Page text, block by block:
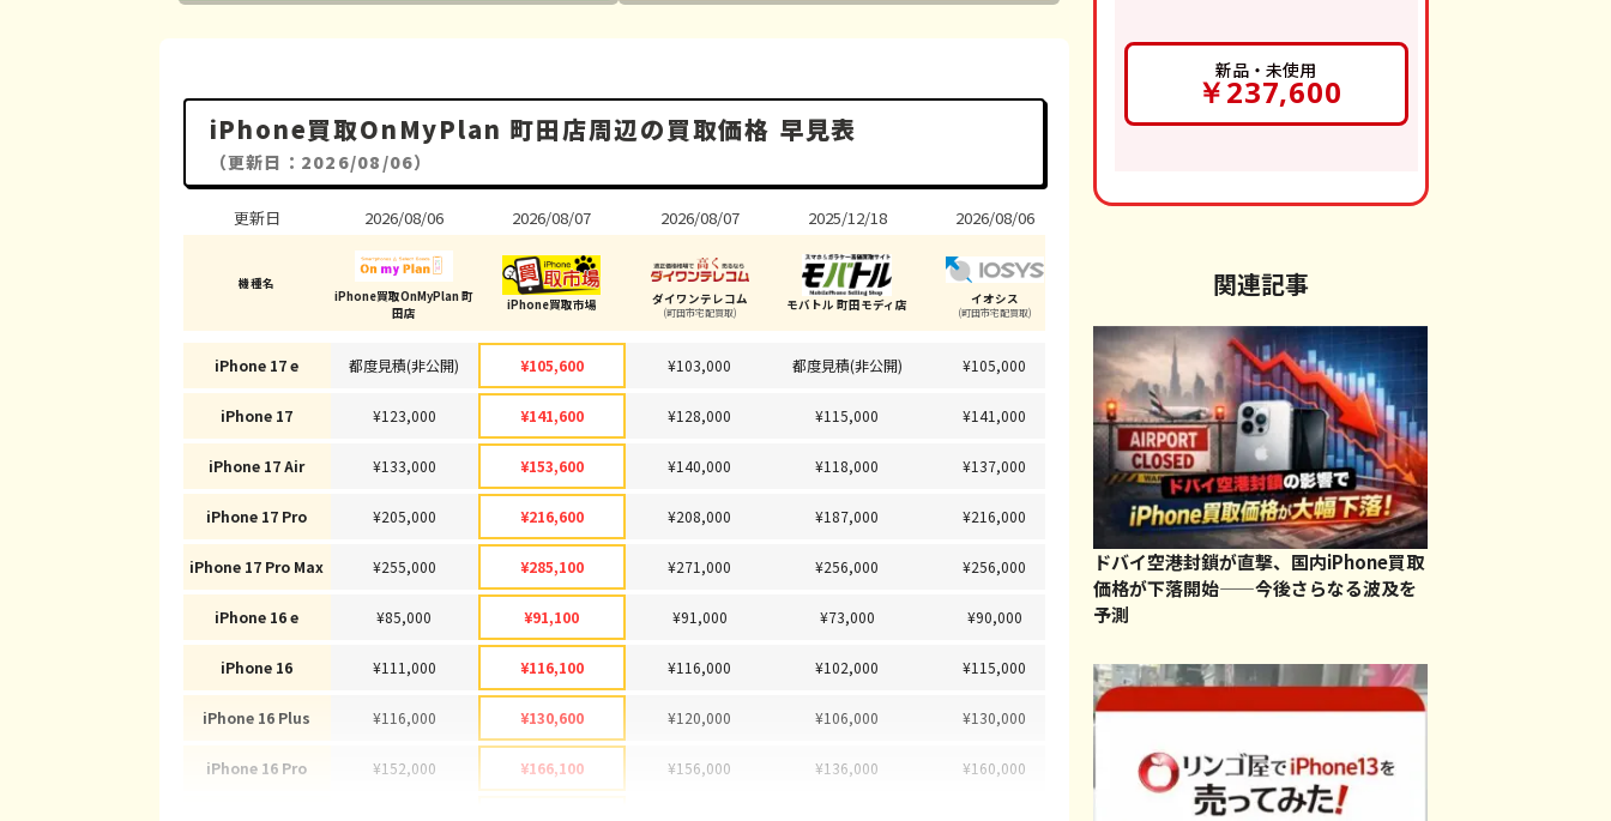
iPhone買取OnMyPlan 町田店周辺の買取価格 早見表
（更新日：2026/08/06）
更新日
機種名
iPhone 17 e
iPhone 17
iPhone 17 Air
iPhone 17 Pro
iPhone 17 Pro Max
iPhone 16 e
iPhone 16
iPhone 16 Plus
iPhone 16 Pro
2026/08/06
iPhone買取OnMyPlan 町
田店
都度見積(非公開)
¥123,000
¥133,000
¥205,000
¥255,000
¥85,000
¥111,000
¥116,000
¥152,000
2026/08/07
iPhone買取市場
¥105,600
¥141,600
¥153,600
¥216,600
¥285,100
¥91,100
¥116,100
¥130,600
¥166,100
2026/08/07
ダイワンテレコム
(町田市宅配買取)
¥103,000
¥128,000
¥140,000
¥208,000
¥271,000
¥91,000
¥116,000
¥120,000
¥156,000
2025/12/18
モバトル 町田モディ店
都度見積(非公開)
¥115,000
¥118,000
¥187,000
¥256,000
¥73,000
¥102,000
¥106,000
¥136,000
2026/08/06
イオシス
(町田市宅配買取)
¥105,000
¥141,000
¥137,000
¥216,000
¥256,000
¥90,000
¥115,000
¥130,000
¥160,000
新品・未使用
￥237,600
関連記事
ドバイ空港封鎖が直撃、国内iPhone買取
価格が下落開始——今後さらなる波及を
予測